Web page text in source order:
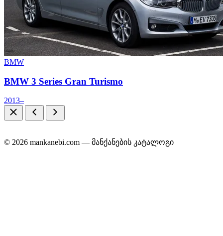
BMW
BMW 3 Series Gran Turismo
2013–
© 2026 mankanebi.com — მანქანების კატალოგი